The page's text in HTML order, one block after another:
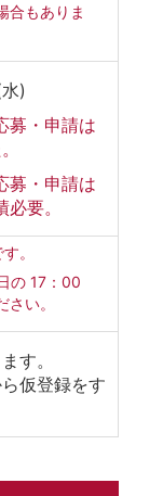
合もありま
)
募・申請は
募・申請は
要。
。
の 17：00
い。
す。
仮登録をす